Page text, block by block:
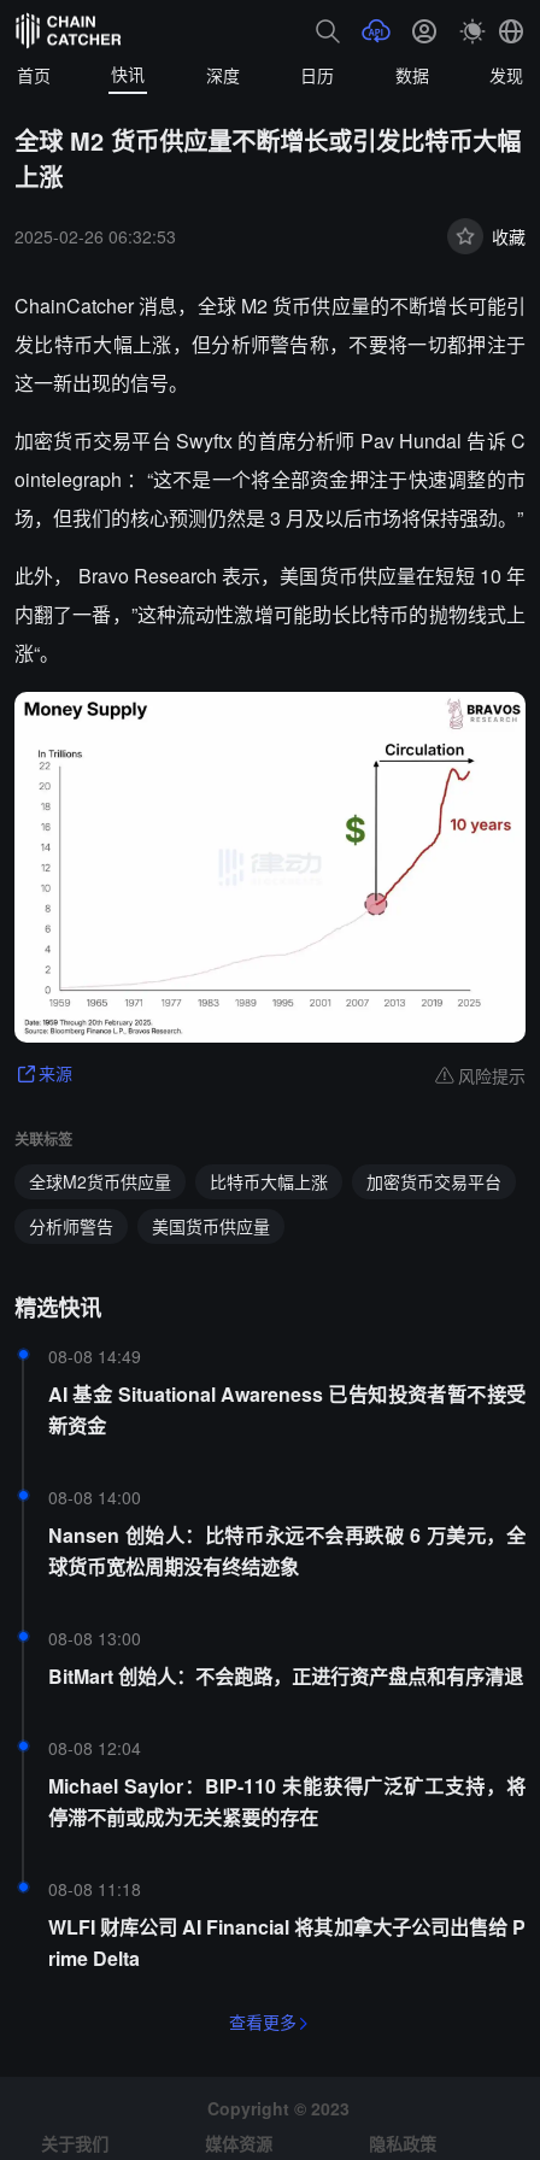
首页 快讯 深度 日历 数据 发现
全球 M2 货币供应量不断增长或引发比特币大幅
上涨
2025-02-26 06:32:53 收藏
ChainCatcher 消息，全球 M2 货币供应量的不断增长可能引
发比特币大幅上涨，但分析师警告称，不要将一切都押注于
这一新出现的信号。
加密货币交易平台 Swyftx 的首席分析师 Pav Hundal 告诉 C
ointelegraph ：“这不是一个将全部资金押注于快速调整的市
场，但我们的核心预测仍然是 3 月及以后市场将保持强劲。”
此外， Bravo Research 表示，美国货币供应量在短短 10 年
内翻了一番，”这种流动性激增可能助长比特币的抛物线式上
涨“。
来源 风险提示
关联标签
全球M2货币供应量 比特币大幅上涨
加密货币交易平台
分析师警告
美国货币供应量
精选快讯
08-08 14:49
AI 基金 Situational Awareness 已告知投资者暂不接受
新资金
08-08 14:00
Nansen 创始人：比特币永远不会再跌破 6 万美元，全
球货币宽松周期没有终结迹象
08-08 13:00
BitMart 创始人：不会跑路，正进行资产盘点和有序清退
08-08 12:04
Michael Saylor：BIP-110 未能获得广泛矿工支持，将
停滞不前或成为无关紧要的存在
08-08 11:18
WLFI 财库公司 AI Financial 将其加拿大子公司出售给 P
rime Delta
查看更多
Copyright © 2023
关于我们
媒体资源 隐私政策